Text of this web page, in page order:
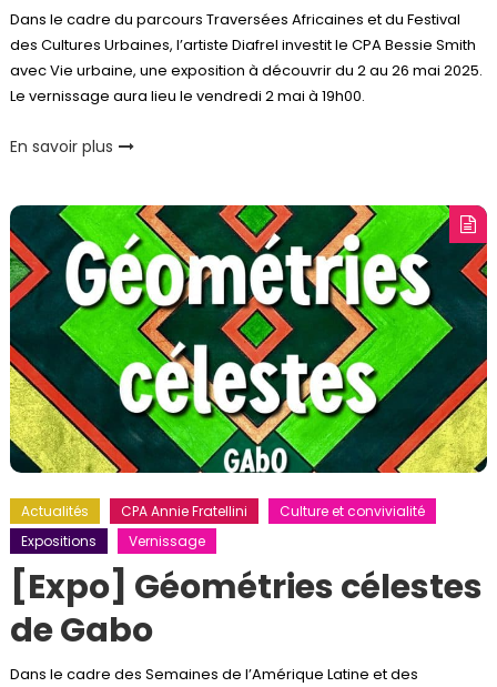
Dans le cadre du parcours Traversées Africaines et du Festival
des Cultures Urbaines, l’artiste Diafrel investit le CPA Bessie Smith
avec Vie urbaine, une exposition à découvrir du 2 au 26 mai 2025.
Le vernissage aura lieu le vendredi 2 mai à 19h00.
En savoir plus
Actualités CPA Annie Fratellini
Culture et convivialité
Expositions
Vernissage
[Expo] Géométries célestes
de Gabo
Dans le cadre des Semaines de l’Amérique Latine et des